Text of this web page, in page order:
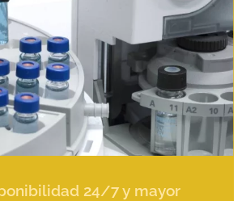
24/7 y mayor